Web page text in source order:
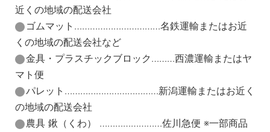
近くの地域の配送会社
ゴムマット……………………………名鉄運輸またはお近
くの地域の配送会社など
金具・プラスチックブロック………西濃運輸またはヤ
マト便
パレット………………………………新潟運輸またはお近く
の地域の配送会社
農具 鍬（くわ） ……………………佐川急便 ※一部商品